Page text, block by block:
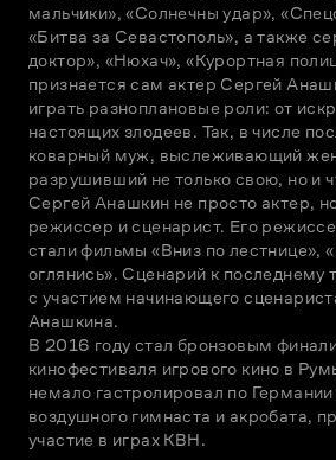
мальчики», «Солнечны удар»,
«Битва за Севастополь», а также
доктор», «Нюхач», «Курортная
признается сам актер Сергей
играть разноплановые роли: от
настоящих злодеев. Так, в числе
коварный муж, выслеживающий
разрушивший не только свою, но и
Сергей Анашкин не просто актер,
режиссер и сценарист. Его
стали фильмы «Вниз по лестнице»,
оглянись». Сценарий к последнему
с участием начинающего
Анашкина.
В 2016 году стал бронзовым
кинофестиваля игрового кино в
немало гастролировал по Германии
воздушного гимнаста и акробата,
участие в играх КВН.